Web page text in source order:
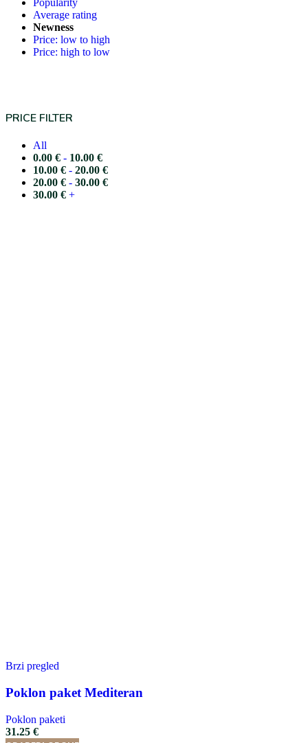
Popularity
Average rating
Newness
Price: low to high
Price: high to low
PRICE FILTER
All
0.00 € - 10.00 €
10.00 € - 20.00 €
20.00 € - 30.00 €
30.00 € +
Brzi pregled
Poklon paket Mediteran
Poklon paketi
31.25 €